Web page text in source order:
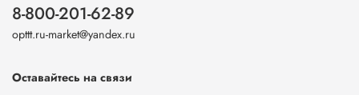
8-800-201-62-89
opttt.ru-market@yandex.ru
Оставайтесь на связи